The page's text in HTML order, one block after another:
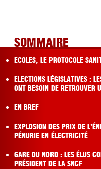
SOMMAIRE
ECOLES, LE PROTOCOLE
ELECTIONS LÉGISLATIVES :
ONT BESOIN DE RETROUVER
EN BREF
EXPLOSION DES PRIX DE
PÉNURIE EN ÉLECTRICITÉ
GARE DU NORD : LES ÉLUS
PRÉSIDENT DE LA SNCF